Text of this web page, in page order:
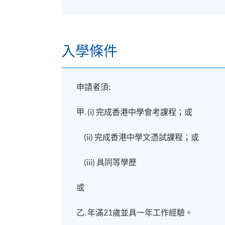
入學條件
申請者須:
甲. (i) 完成香港中學會考課程；或
(ii) 完成香港中學文憑試課程；或
(iii) 具同等學歷
或
乙. 年滿21歲並具一年工作經驗。